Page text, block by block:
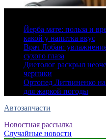
Йерба мате: польза и
какой у напитка вкус
Врач Лобан:
сухого глаза
Диетолог раскрыл
черники
Ортопед Литвиненко
для жаркой погоды
Автозапчасти
Новостная рассылка
Случайные новости